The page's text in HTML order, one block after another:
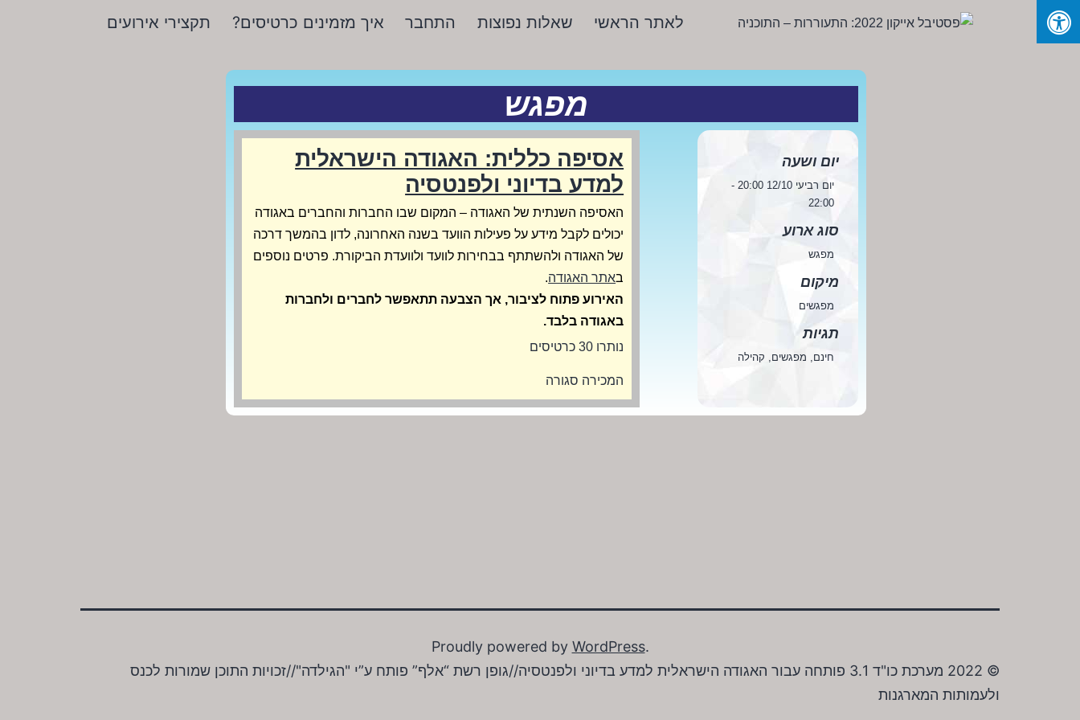
Skip
לאתר הראשי שאלות נפוצות התחבר איך מזמינים כרטיסים? תקצירי אירועים
מפגש
יום ושעה
יום רביעי 12/10 20:00 -
22:00
סוג ארוע
מפגש
מיקום
מפגשים
תגיות
חינם, מפגשים, קהילה
אסיפה כללית: האגודה הישראלית
למדע בדיוני ולפנטסיה
האסיפה השנתית של האגודה – המקום שבו החברות והחברים באגודה
יכולים לקבל מידע על פעילות הוועד בשנה האחרונה, לדון בהמשך דרכה
של האגודה ולהשתתף בבחירות לוועד ולוועדת הביקורת. פרטים נוספים
באתר האגודה.
האירוע פתוח לציבור, אך הצבעה תתאפשר לחברים ולחברות
באגודה בלבד.
נותרו 30 כרטיסים
המכירה סגורה
Proudly powered by WordPress.
© 2022 מערכת כו"ד 3.1 פותחה עבור האגודה הישראלית למדע בדיוני ולפנטסיה//גופן רשת “אלף” פותח ע”י "הגילדה"//זכויות התוכן שמורות לכנס
ולעמותות המארגנות